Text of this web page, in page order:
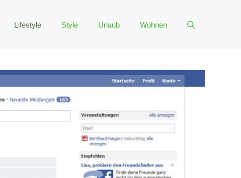
Lifestyle Style Urlaub Wohnen